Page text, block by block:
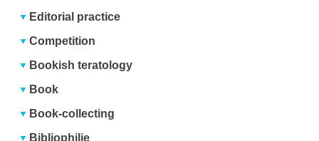
Editorial practice
Competition
Bookish teratology
Book
Book-collecting
Bibliophilie